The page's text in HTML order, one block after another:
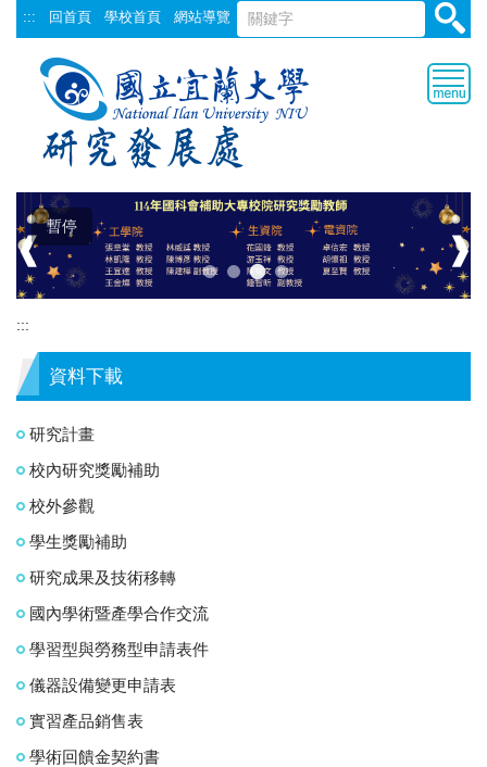
跳
到
::: 回首頁 學校首頁 網站導覽
暫停
❰ ❱
:::
資料下載
研究計畫
校內研究獎勵補助
校外參觀
學生獎勵補助
研究成果及技術移轉
國內學術暨產學合作交流
學習型與勞務型申請表件
儀器設備變更申請表
實習產品銷售表
學術回饋金契約書